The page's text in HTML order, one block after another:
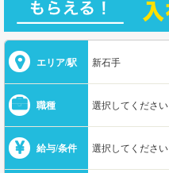
エリア/駅 新石手
職種 選択してください
給与/条件 選択してください